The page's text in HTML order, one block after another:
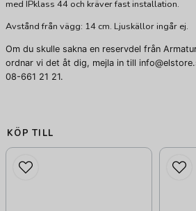
med IPklass 44 och kräver fast installation.
Avstånd från vägg: 14 cm. Ljuskällor ingår ej.
Om du skulle sakna en reservdel från
ordnar vi det åt dig, mejla in till
08-661 21 21.
KÖP TILL